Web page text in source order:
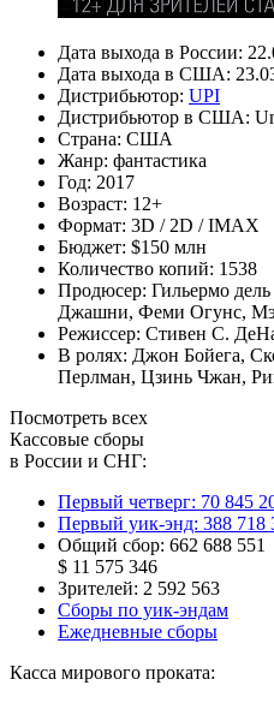
Дата выхода в России:
Дата выхода в США:
Дистрибьютор: UPI
Дистрибьютор в США:
Страна: США
Жанр: фантастика
Год: 2017
Возраст: 12+
Формат: 3D / 2D / IMAX
Бюджет: $150 млн
Количество копий: 1538
Продюсер: Гильермо
Джашни, Феми Огунс,
Режиссер: Стивен С.
В ролях: Джон Бойега,
Перлман, Цзинь Чжан,
Посмотреть всех
Кассовые сборы
в России и СНГ:
Первый четверг: 70 845
Первый уик-энд: 388 718
Общий сбор: 662 688 551
$ 11 575 346
Зрителей: 2 592 563
Сборы по уик-эндам
Ежедневные сборы
Касса мирового проката: